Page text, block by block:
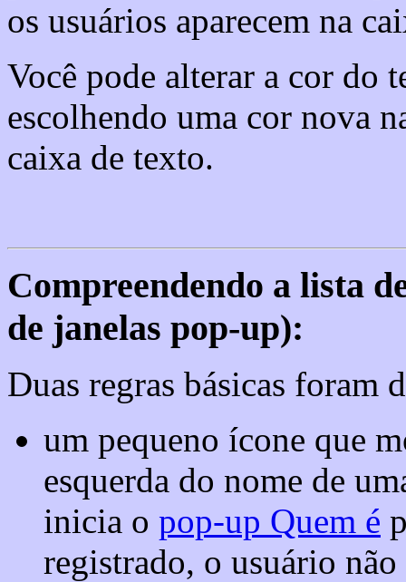
os usuários aparecem na
Você pode alterar a cor do
escolhendo uma cor nova
caixa de texto.
Compreendendo a lista
de janelas pop-up):
Duas regras básicas foram
um pequeno ícone que
esquerda do nome de
inicia o pop-up Quem é
registrado, o usuário não